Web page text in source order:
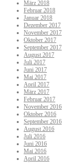
März 2018
Februar 2018
Januar 2018
Dezember 2017
November 2017
Oktober 2017
September 2017
August 2017
Juli 2017
Juni 2017
Mai 2017
April 2017
März 2017
Februar 2017
November 2016
Oktober 2016
September 2016
August 2016
Juli 2016
Juni 2016
Mai 2016
April 2016